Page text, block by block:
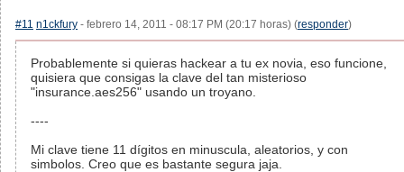
#11 n1ckfury - febrero 14, 2011 - 08:17 PM (20:17 horas) (responder)
Probablemente si quieras hackear a tu ex novia, eso funcione,
quisiera que consigas la clave del tan misterioso
"insurance.aes256" usando un troyano.
----
Mi clave tiene 11 dígitos en minuscula, aleatorios, y con
simbolos. Creo que es bastante segura jaja.